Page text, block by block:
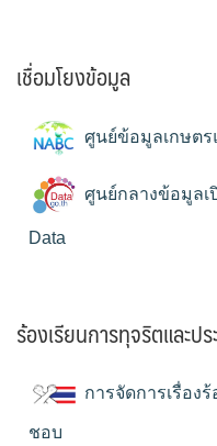
เชื่อมโยงข้อมูล
ศูนย์ข้อมูลเกษตร
ศูนย์กลางข้อมูลเ
Data
ร้องเรียนการทุจริตและ
การจัดการเรื่อง
ชอบ